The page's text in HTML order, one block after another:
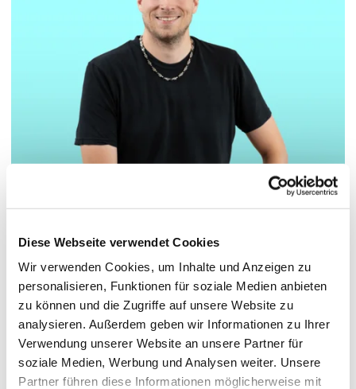
Diese Webseite verwendet Cookies
Wir verwenden Cookies, um Inhalte und Anzeigen zu
personalisieren, Funktionen für soziale Medien anbieten
zu können und die Zugriffe auf unsere Website zu
analysieren. Außerdem geben wir Informationen zu Ihrer
Verwendung unserer Website an unsere Partner für
soziale Medien, Werbung und Analysen weiter. Unsere
Partner führen diese Informationen möglicherweise mit
© Hochschule Bremerhaven/Marc-Kevin Baer
Marc-Kevin Baer
Wissenschaftlicher Mitarbeiter
+49 4714823630
mbaer[at]hs-bremerhaven[dot]de